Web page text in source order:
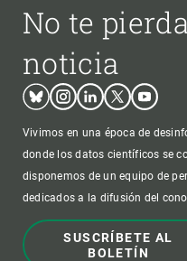
No te
noticia
BlueskyInstagram
LinkedinTwitterYoutube
Vivimos en una época de
donde los datos científicos se
disponemos de un equipo de
dedicados a la difusión del
SUSCRÍBETE AL
BOLETÍN